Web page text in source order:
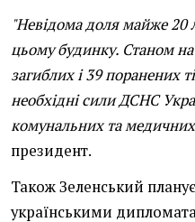
"Невідома доля майже 20
цьому будинку. Станом
загиблих і 39 поранених
необхідні сили ДСНС
комунальних та
президент.
Також Зеленський
українськими